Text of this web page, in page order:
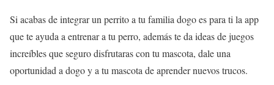
Si acabas de integrar un perrito a tu familia dogo es para ti la app
que te ayuda a entrenar a tu perro, además te da ideas de juegos
increíbles que seguro disfrutaras con tu mascota, dale una
oportunidad a dogo y a tu mascota de aprender nuevos trucos.